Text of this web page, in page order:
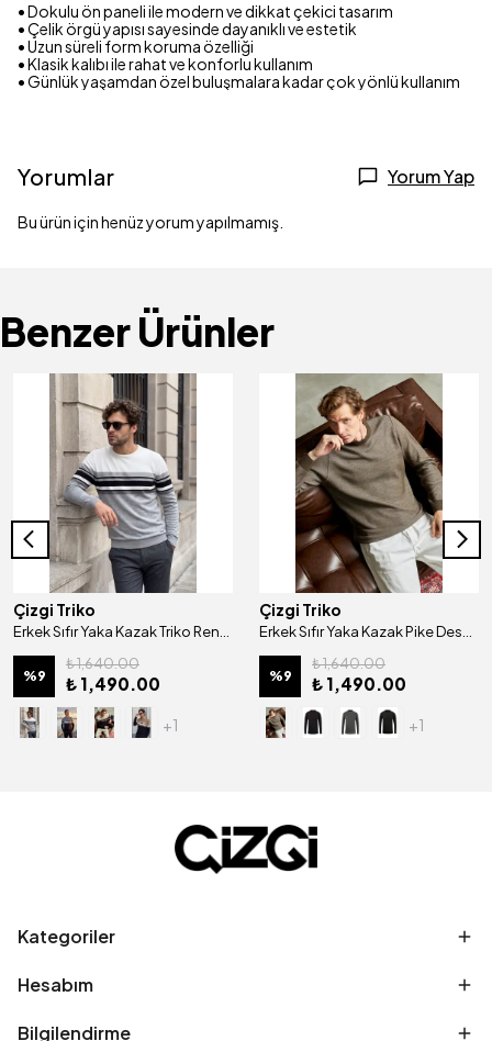
• Dokulu ön paneli ile modern ve dikkat çekici tasarım
• Çelik örgü yapısı sayesinde dayanıklı ve estetik
• Uzun süreli form koruma özelliği
• Klasik kalıbı ile rahat ve konforlu kullanım
• Günlük yaşamdan özel buluşmalara kadar çok yönlü kullanım
Yorumlar Yorum Yap
Bu ürün için henüz yorum yapılmamış.
Benzer Ürünler
Çizgi Triko
Erkek Sıfır Yaka Kazak Triko Renkli Şerit Desenli Klasik Kalıp - 5246C
%9
₺ 1,640.00
₺ 1,490.00
+1
Çizgi Triko
Erkek Sıfır Yaka Kazak Pike Desen Çelik Örgü Klasik Kalıp - 5214C
%9
₺ 1,640.00
₺ 1,490.00
+1
Kategoriler
Hesabım
Bilgilendirme